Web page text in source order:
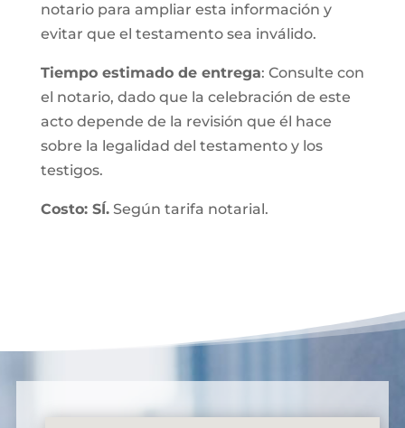
notario para ampliar esta información y
evitar que el testamento sea inválido.
Tiempo estimado de entrega: Consulte con
el notario, dado que la celebración de este
acto depende de la revisión que él hace
sobre la legalidad del testamento y los
testigos.
Costo: SÍ.Según tarifa notarial.